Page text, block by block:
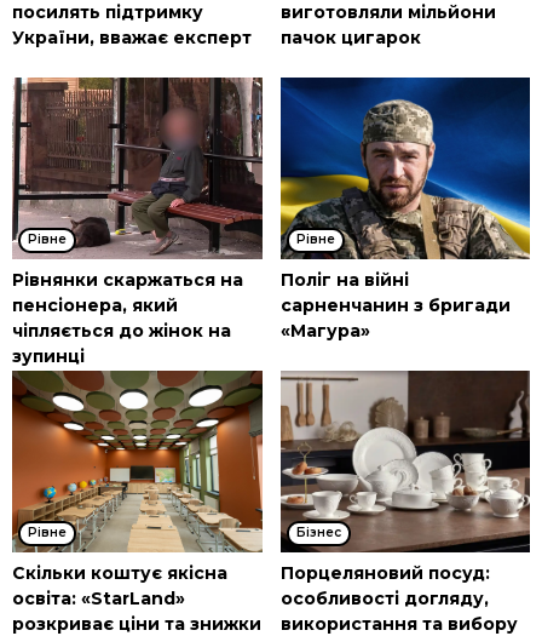
посилять підтримку
України, вважає експерт
виготовляли мільйони
пачок цигарок
Рівне
Рівнянки скаржаться на
пенсіонера, який
чіпляється до жінок на
зупинці
Рівне
Поліг на війні
сарненчанин з бригади
«Магура»
Рівне
Скільки коштує якісна
освіта: «StarLand»
розкриває ціни та знижки
Бізнес
Порцеляновий посуд:
особливості догляду,
використання та вибору